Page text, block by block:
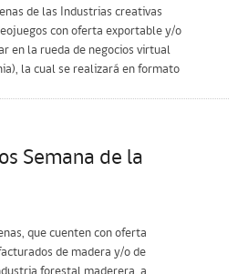
de las Industrias creativas
con oferta exportable y/o
en la rueda de negocios virtual
la cual se realizará en formato
Semana de la
que cuenten con oferta
de madera y/o de